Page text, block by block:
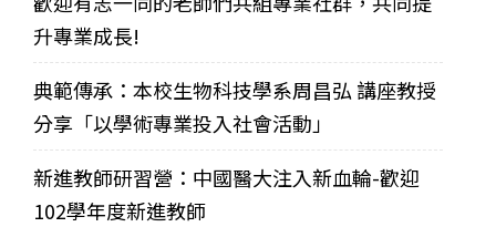
升專業成長!
典範傳承：本校生物科技學系周昌弘 講座教授
分享「以學術專業投入社會活動」
新進教師研習營：中國醫大注入新血輪-歡迎
102學年度新進教師